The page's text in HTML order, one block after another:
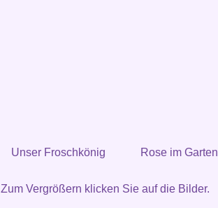
Unser Froschkönig Rose im Garten
Zum Vergrößern klicken Sie auf die Bilder.